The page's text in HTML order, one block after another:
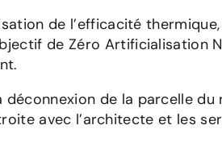
de l’efficacité
de Zéro Artificialisation
de la parcelle
avec l’architecte et les